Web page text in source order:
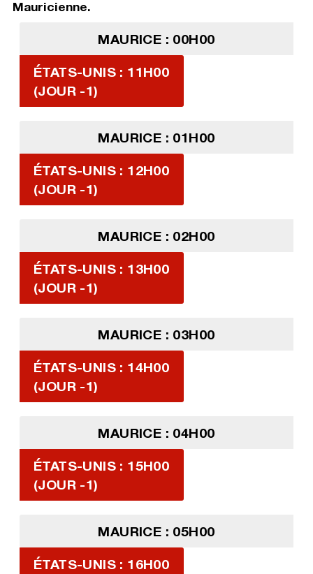
Mauricienne.
MAURICE : 00H00
ÉTATS-UNIS : 11H00
(JOUR -1)
MAURICE : 01H00
ÉTATS-UNIS : 12H00
(JOUR -1)
MAURICE : 02H00
ÉTATS-UNIS : 13H00
(JOUR -1)
MAURICE : 03H00
ÉTATS-UNIS : 14H00
(JOUR -1)
MAURICE : 04H00
ÉTATS-UNIS : 15H00
(JOUR -1)
MAURICE : 05H00
ÉTATS-UNIS : 16H00